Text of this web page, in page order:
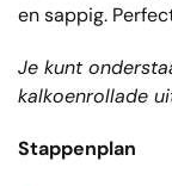
en sappig.
Je kunt
kalkoenrollade
Stappenplan